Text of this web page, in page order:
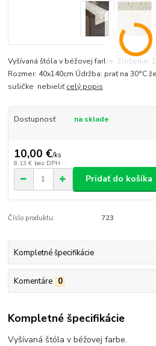
Vyšívaná štóla v béžovej farbe. Zloženie:
Rozmer: 40x140cm Údržba: prať na 30°C
sušičke nebieliťcelý popis
Dostupnosť na sklade
10,00 €/ks
8,13 € bez DPH
Pridať do košíka
Číslo produktu: 723
Kompletné špecifikácie
Komentáre 0
Kompletné špecifikácie
Vyšívaná štóla v béžovej farbe.